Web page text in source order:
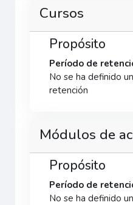
Cursos
Propósito
Período de
No se ha definido
retención
Módulos de
Propósito
Período de
No se ha definido